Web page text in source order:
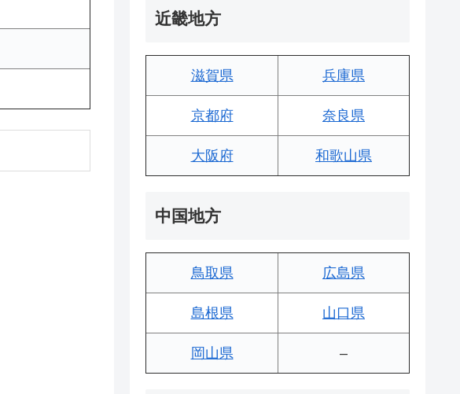
近畿地方
滋賀県 兵庫県
京都府 奈良県
大阪府 和歌山県
中国地方
鳥取県 広島県
島根県 山口県
岡山県 –